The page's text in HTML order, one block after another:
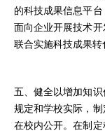
的科技成果信息平
面向企业开展技术
联合实施科技成果转
五、健全以增加知
规定和学校实际，
在校内公开。在制